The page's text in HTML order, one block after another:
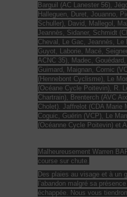
Barguil (AC Lanester 56),
Halleguen, Duret, Jouanno,
Schuller), David, Mallegol,
Jeannès, Sidaner, Schmidt
Cheval, Le Gac, Jeannès, Le
Guyot, Laborie, Macé,
ACNC 35), Madec, Gouédard,
Guimard, Maignan, Cornic
(Hennebont Cyclisme), Le
(Océane Cycle Poitevin), R.
Chartrain), Brenterch (AVC
Cholet). Jaffrelot (CDA Marie
Coguic, Guérin (VCP), Le
(Océanne Cycle Poitevin) et
Malheureusement Warren
course sur chute.
Des plaies au visage et à un
l’abandon malgré sa
échappée. Nous vous